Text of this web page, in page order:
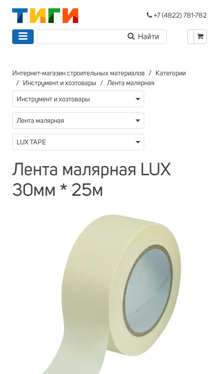
+7 (4822) 781-782
Интернет-магазин строительных материалов
Категории
Инструмент и хозтовары
Лента малярная
Инструмент и хозтовары
Лента малярная
LUX TAPE
Лента малярная LUX
30мм * 25м